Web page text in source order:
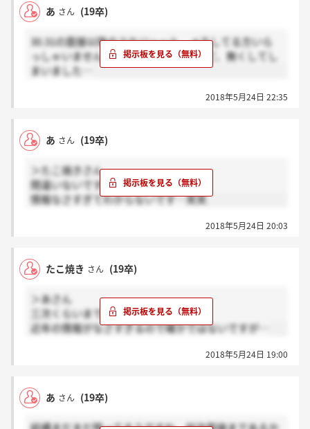
あ さん (19卒)
30.31の面接以降のスケジュール、メモしてる方いら
っしゃいませんか？メモしたんですけど、無くしてし
まいました…
2018年5月24日 22:35
あ さん (19卒)
＞たこ焼きさん
間違いないです笑笑
情報なさすぎてわからないです…笑笑
2018年5月24日 20:03
たこ焼き さん (19卒)
＞あさん
三次くらいまでじゃないですか？
近年の情報がなさすぎるので確かではないですが…
2018年5月24日 19:00
あ さん (19卒)